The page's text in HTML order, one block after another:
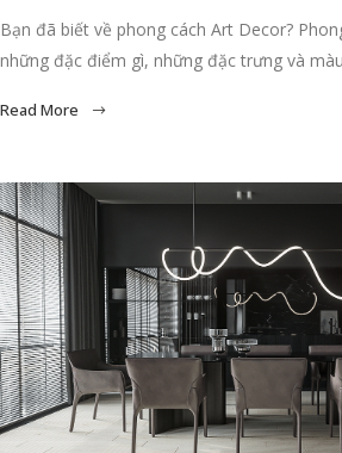
Bạn đã biết về phong cách Art Decor?
những đặc điểm gì, những đặc trưng và
Read More